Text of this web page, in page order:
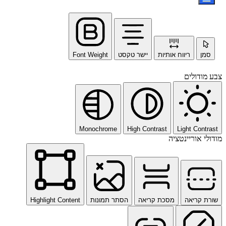
סמן ריווח אותיות יישר טקסט Font Weight
צבע מודולים
Light Contrast
High Contrast
Monochrome
מודולי אוריינטציה
שורת קריאה מסכת קריאה הסתר תמונות Highlight Content